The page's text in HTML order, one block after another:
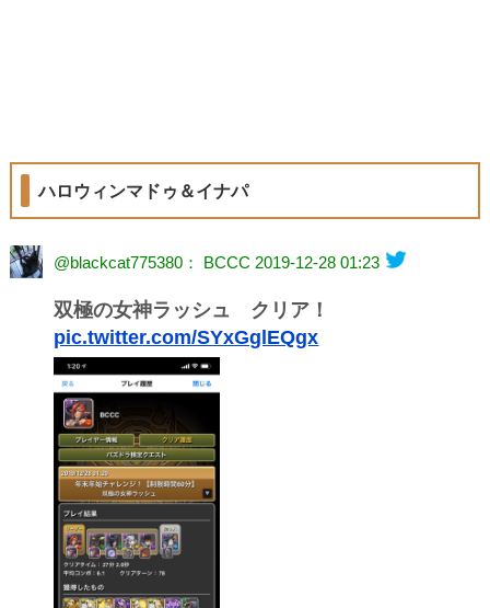
ハロウィンマドゥ＆イナパ
@blackcat775380： BCCC 2019-12-28 01:23
双極の女神ラッシュ クリア！
pic.twitter.com/SYxGglEQgx